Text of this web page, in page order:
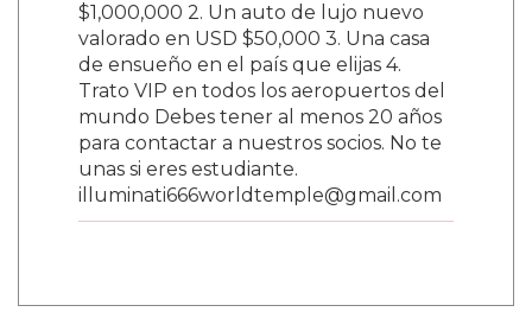
$1,000,000 2. Un auto de lujo nuevo
valorado en USD $50,000 3. Una casa
de ensueño en el país que elijas 4.
Trato VIP en todos los aeropuertos del
mundo Debes tener al menos 20 años
para contactar a nuestros socios. No te
unas si eres estudiante.
illuminati666worldtemple@gmail.com